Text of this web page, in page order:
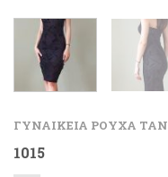
ΓΥΝΑΙΚΕΙΑ ΡΟΥΧΑ
1015